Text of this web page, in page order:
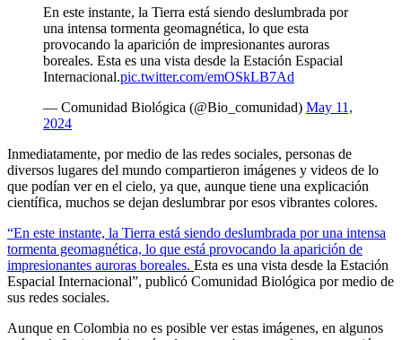
En este instante, la Tierra está siendo deslumbrada por
una intensa tormenta geomagnética, lo que esta
provocando la aparición de impresionantes auroras
boreales. Esta es una vista desde la Estación Espacial
Internacional.pic.twitter.com/emOSkLB7Ad
— Comunidad Biológica (@Bio_comunidad) May 11,
2024
Inmediatamente, por medio de las redes sociales, personas de
diversos lugares del mundo compartieron imágenes y videos de lo
que podían ver en el cielo, ya que, aunque tiene una explicación
científica, muchos se dejan deslumbrar por esos vibrantes colores.
“En este instante, la Tierra está siendo deslumbrada por una intensa
tormenta geomagnética, lo que está provocando la aparición de
impresionantes auroras boreales. Esta es una vista desde la Estación
Espacial Internacional”, publicó Comunidad Biológica por medio de
sus redes sociales.
Aunque en Colombia no es posible ver estas imágenes, en algunos